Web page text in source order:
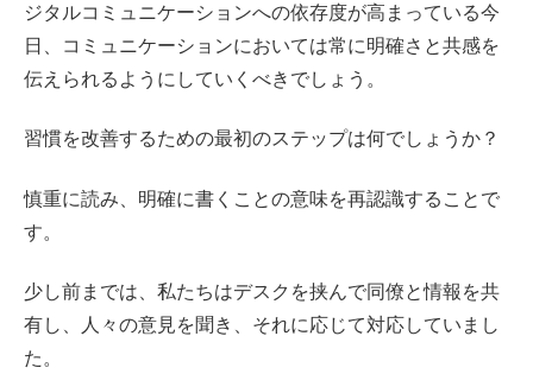
ジタルコミュニケーションへの依存度が高まっている今
日、コミュニケーションにおいては常に明確さと共感を
伝えられるようにしていくべきでしょう。
習慣を改善するための最初のステップは何でしょうか？
慎重に読み、明確に書くことの意味を再認識することで
す。
少し前までは、私たちはデスクを挟んで同僚と情報を共
有し、人々の意見を聞き、それに応じて対応していまし
た。